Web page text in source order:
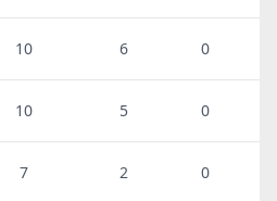
10 6 0
10 5 0
7 2 0